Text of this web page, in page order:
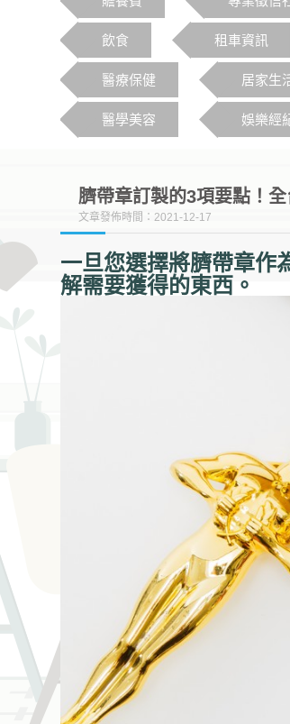
飲食 租車資訊
醫療保健 居家生
醫學美容 娛樂經
臍帶章訂製的3項要點！
文章發佈時間：2021-12-17
一旦您選擇將臍帶章作
解需要獲得的東西。